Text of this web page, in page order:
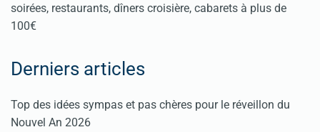
soirées, restaurants, dîners croisière, cabarets à plus de
100€
Derniers articles
Top des idées sympas et pas chères pour le réveillon du
Nouvel An 2026